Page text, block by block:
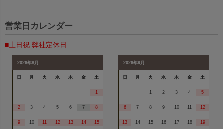
営業日カレンダー
■土日祝 弊社定休日
2026年8月
日 月 火 水 木 金 土
1
2 3 4 5 6 7 8
9 10 11 12 13 14 15
2026年9月
日 月 火 水 木 金 土
1 2 3 4 5
6 7 8 9 10 11 12
13 14 15 16 17 18 19